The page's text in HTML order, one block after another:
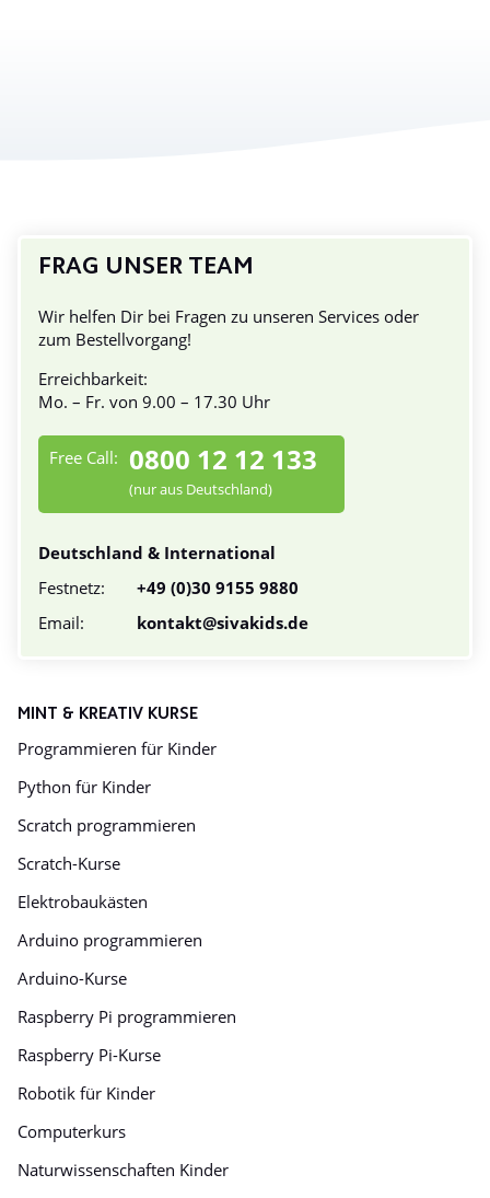
FRAG UNSER TEAM
Wir helfen Dir bei Fragen zu unseren Services oder
zum Bestellvorgang!
Erreichbarkeit:
Mo. – Fr. von 9.00 – 17.30 Uhr
Free Call: 0800 12 12 133
(nur aus Deutschland)
Deutschland & International
Festnetz:
+49 (0)30 9155 9880
Email:
kontakt@sivakids.de
MINT & KREATIV KURSE
Programmieren für Kinder
Python für Kinder
Scratch programmieren
Scratch-Kurse
Elektrobaukästen
Arduino programmieren
Arduino-Kurse
Raspberry Pi programmieren
Raspberry Pi-Kurse
Robotik für Kinder
Computerkurs
Naturwissenschaften Kinder